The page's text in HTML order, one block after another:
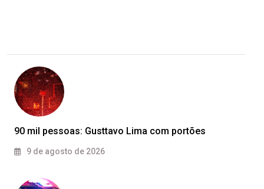
90 mil pessoas: Gusttavo Lima com portões
9 de agosto de 2026